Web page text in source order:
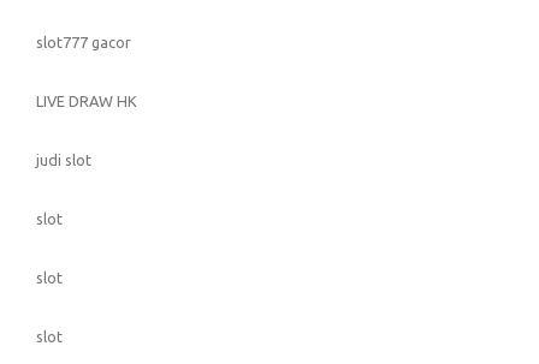
slot777 gacor
LIVE DRAW HK
judi slot
slot
slot
slot